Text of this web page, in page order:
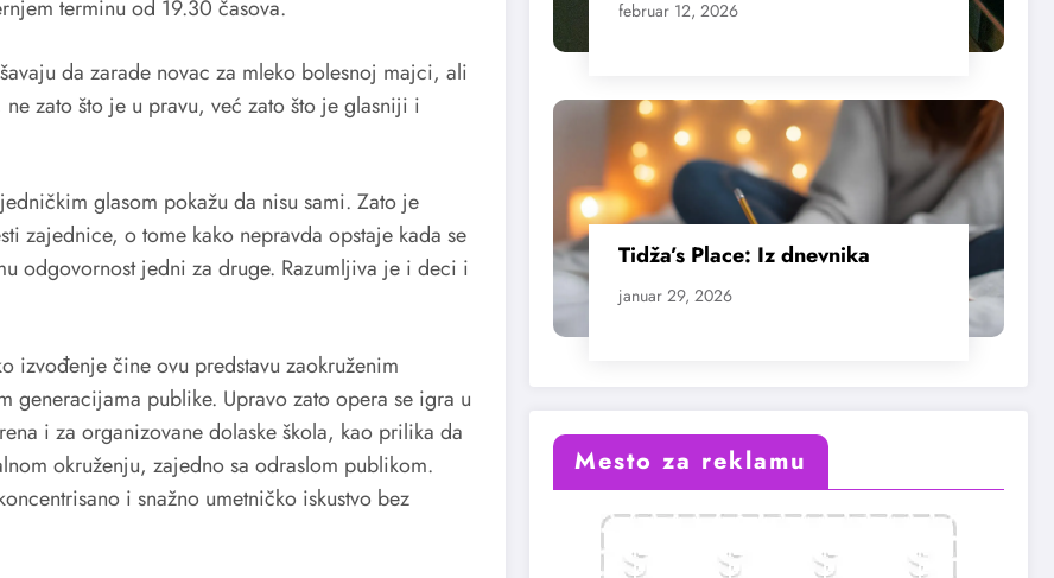
terminu od 19.30 časova.
da zarade novac za mleko bolesnoj majci, ali
zato što je u pravu, već zato što je glasniji i
glasom pokažu da nisu sami. Zato je
zajednice, o tome kako nepravda opstaje kada se
odgovornost jedni za druge. Razumljiva je i deci i
izvođenje čine ovu predstavu zaokruženim
publike. Upravo zato opera se igra u
i za organizovane dolaske škola, kao prilika da
okruženju, zajedno sa odraslom publikom.
i snažno umetničko iskustvo bez
februar 12, 2026
Tidža’s Place: Iz dnevnika
januar 29, 2026
Mesto za reklamu